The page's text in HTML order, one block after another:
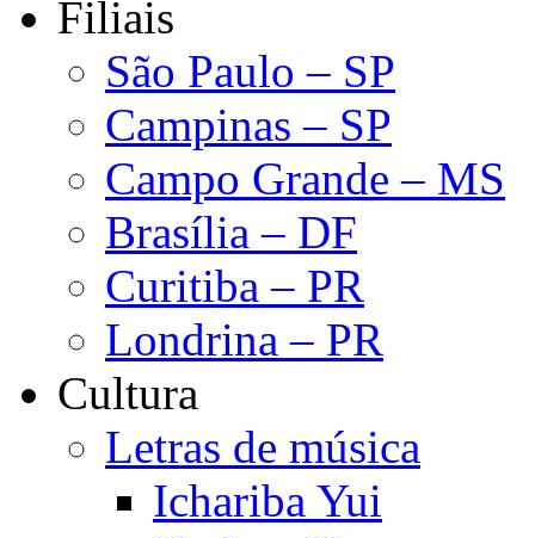
Filiais
São Paulo – SP
Campinas – SP
Campo Grande – MS
Brasília – DF
Curitiba – PR
Londrina – PR
Cultura
Letras de música
Ichariba Yui